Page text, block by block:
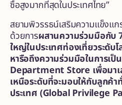
ซื้อสูงมากที่สุดในประเทศไทย”
สยามพิวรรธน์เสริมความแข็งแ
ด้วยการผสานความร่วมมือกับ
ใหญ่ในประเทศท่องเที่ยวระดับ
หารือถึงความร่วมมือในการเ
Department Store เพื่อมา
เหนือระดับที่จะมอบให้กับลูกค้า
ประเทศ (Global Privilege